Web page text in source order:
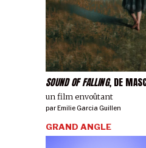
SOUND OF FALLING, DE
un film envoûtant
parEmilie Garcia Guillen
GRAND ANGLE